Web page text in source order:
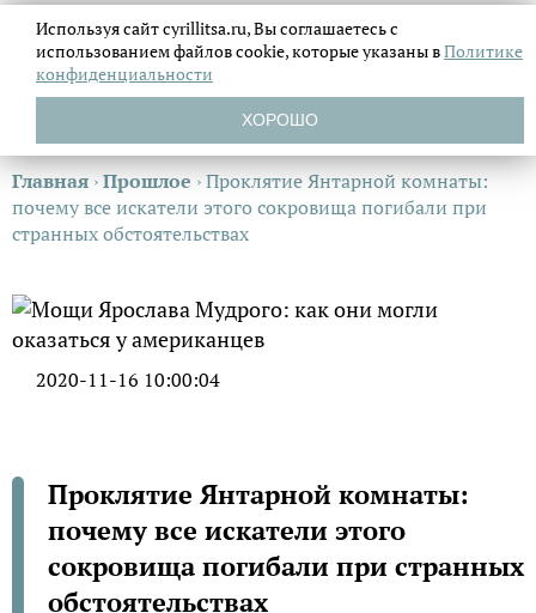
Главная ›Прошлое ›Проклятие Янтарной комнаты:
почему все искатели этого сокровища погибали при
странных обстоятельствах
2020-11-16 10:00:04
Проклятие Янтарной комнаты:
почему все искатели этого
сокровища погибали при странных
обстоятельствах
Используя сайт cyrillitsa.ru, Вы соглашаетесь с
использованием файловcookie, которые указаны вПолитике
конфиденциальности
ХОРОШО